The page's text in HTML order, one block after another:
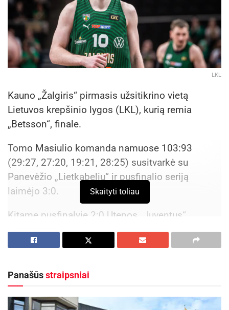
LKL
Kauno „Žalgiris“ pirmasis užsitikrino vietą
Lietuvos krepšinio lygos (LKL), kurią remia
„Betsson“, finale.
Tomo Masiulio komanda namuose 103:93
(29:27, 27:20, 19:21, 28:25) susitvarkė su
Panevėžio „Lietkabeliu“ ir pusfinalio seriją
laimėjo 3:0.
Kitame pusfinalyje 2:0 Utenos „Juventus“
pirmauja prieš Klaipėdos „Neptūną“. Trečiasis
serijos mačas pirmadienį vyks Klaipėdoje. Šios
pralaimėtojai dėl bronzos kausis su Panevėžio
ekipa.
Skaityti toliau
Panašūsstraipsniai